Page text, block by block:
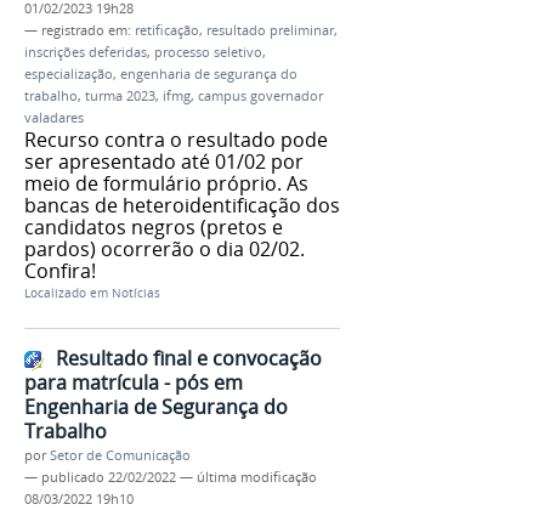
01/02/2023 19h28
— registrado em: retificação, resultado preliminar,
inscrições deferidas, processo seletivo,
especialização, engenharia de segurança do
trabalho, turma 2023, ifmg, campus governador
valadares
Recurso contra o resultado pode
ser apresentado até 01/02 por
meio de formulário próprio. As
bancas de heteroidentificação dos
candidatos negros (pretos e
pardos) ocorrerão o dia 02/02.
Confira!
Localizado em Notícias
Resultado final e convocação
para matrícula - pós em
Engenharia de Segurança do
Trabalho
porSetor de Comunicação
— publicado 22/02/2022 — última modificação
08/03/2022 19h10